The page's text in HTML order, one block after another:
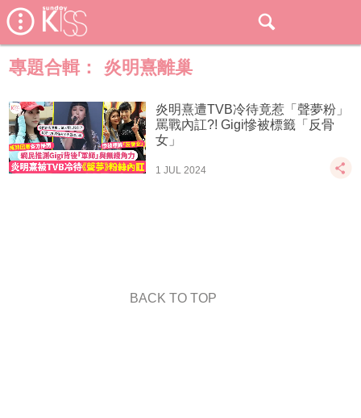
專題合輯： 炎明熹離巢
炎明熹遭TVB冷待竟惹「聲夢粉」
罵戰內訌?! Gigi慘被標籤「反骨
女」
1 JUL 2024
BACK TO TOP